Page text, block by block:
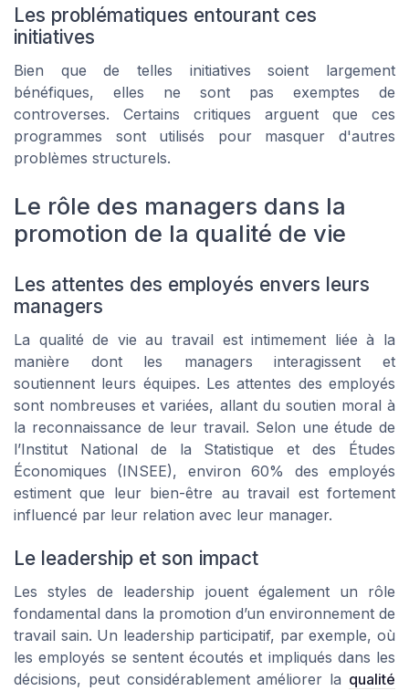
Les problématiques entourant ces
initiatives
Bien que de telles initiatives soient largement
bénéfiques, elles ne sont pas exemptes de
controverses. Certains critiques arguent que ces
programmes sont utilisés pour masquer d'autres
problèmes structurels.
Le rôle des managers dans la
promotion de la qualité de vie
Les attentes des employés envers leurs
managers
La qualité de vie au travail est intimement liée à la
manière dont les managers interagissent et
soutiennent leurs équipes. Les attentes des employés
sont nombreuses et variées, allant du soutien moral à
la reconnaissance de leur travail. Selon une étude de
l’Institut National de la Statistique et des Études
Économiques (INSEE), environ 60% des employés
estiment que leur bien-être au travail est fortement
influencé par leur relation avec leur manager.
Le leadership et son impact
Les styles de leadership jouent également un rôle
fondamental dans la promotion d’un environnement de
travail sain. Un leadership participatif, par exemple, où
les employés se sentent écoutés et impliqués dans les
décisions, peut considérablement améliorer la qualité